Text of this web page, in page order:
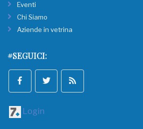
Eventi
Chi Siamo
Aziende in vetrina
#SEGUICI:
Login